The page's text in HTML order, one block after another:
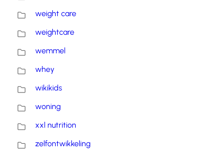
weight care
weightcare
wemmel
whey
wikikids
woning
xxl nutrition
zelfontwikkeling